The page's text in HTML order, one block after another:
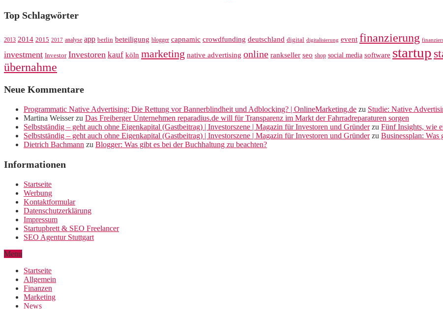
Top Schlagwörter
2013 2014 2015 2017 analyse app berlin beteiligung blogger capnamic crowdfunding deutschland digital digitalisierung event finanzierung
investment Investor Investoren kauf köln marketing native advertising online rankseller seo shop social media software startup
übernahme
Neue Kommentare
Programmatic Native Advertising: Die Rettung vor Bannerblindheit und Adblocking? | OnlineMarketing.de zu Studie: Native
Martina Weisserzu Das Freiberger Unternehmen reparadius.de will für Transparenz im Markt der Fahrradreparaturen sorgen
Selbstständig – geht auch ohne Eigenkapital (Gastbeitrag) | Investorszene | Magazin für Investoren und Gründerzu Fünf Insights, wie
Selbstständig – geht auch ohne Eigenkapital (Gastbeitrag) | Investorszene | Magazin für Investoren und Gründerzu Businessplan: Was
Dietrich Bachmann zu Blogger: Was gibt es bei der Buchhaltung zu beachten?
Informationen
Startseite
Werbung
Kontaktformular
Datenschutzerklärung
Impressum
Startupbrett & SEO Freelancer
SEO Agentur Stuttgart
Menu
Startseite
Allgemein
Finanzen
Marketing
News